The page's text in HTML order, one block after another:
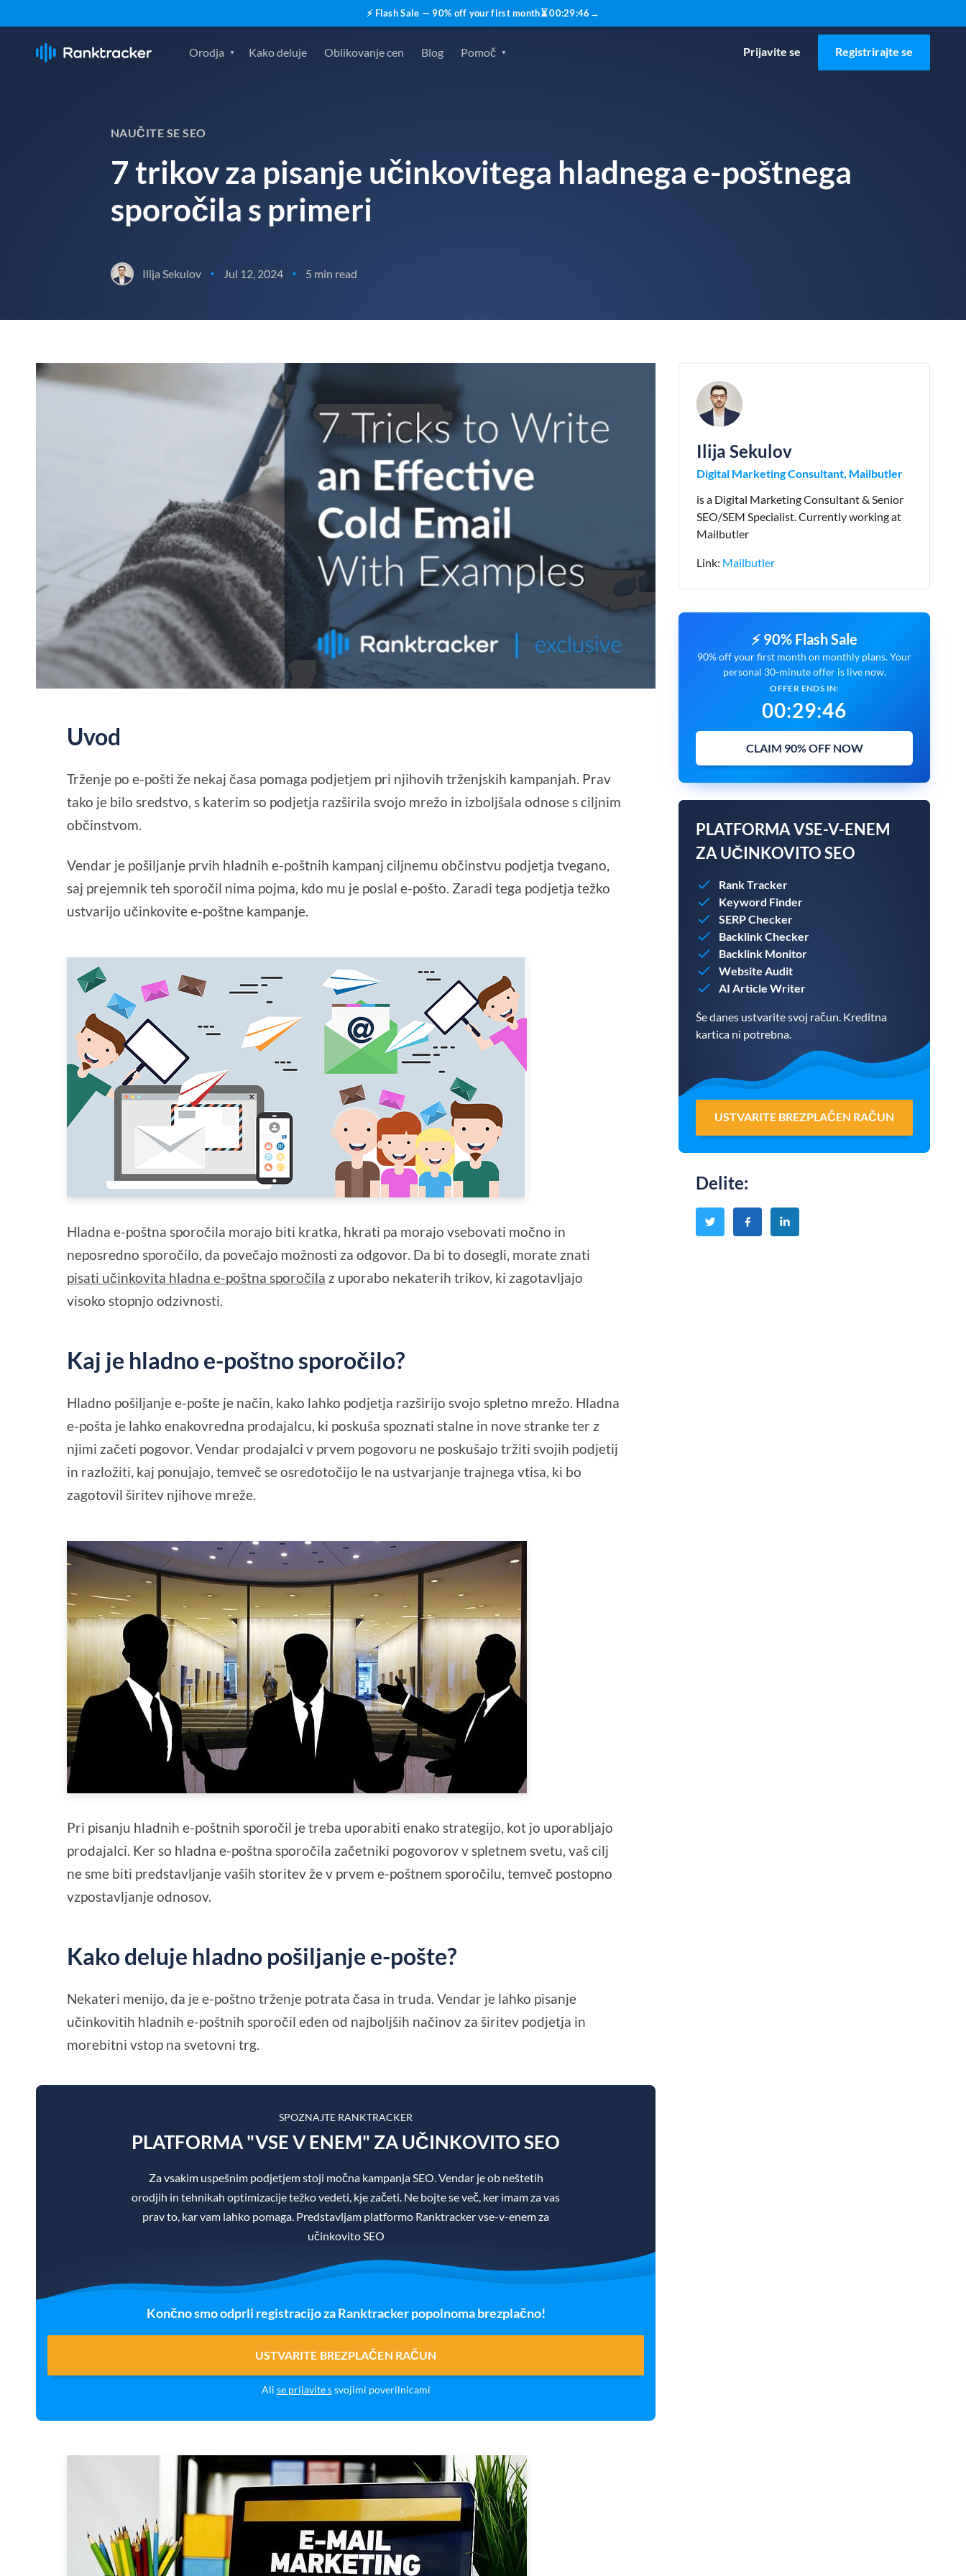
⚡ Flash Sale — 90% off your first month⏳00:29:45 →
Orodja Kako deluje Oblikovanje cen Blog Pomoč Prijavite se Registrirajte se
NAUČITE SE SEO
7 trikov za pisanje učinkovitega hladnega e-poštnega
sporočila s primeri
Ilija Sekulov • Jul 12, 2024 • 5 min read
Uvod
Trženje po e-pošti že nekaj časa pomaga podjetjem pri njihovih trženjskih kampanjah. Prav
tako je bilo sredstvo, s katerim so podjetja razširila svojo mrežo in izboljšala odnose s ciljnim
občinstvom.
Vendar je pošiljanje prvih hladnih e-poštnih kampanj ciljnemu občinstvu podjetja tvegano,
saj prejemnik teh sporočil nima pojma, kdo mu je poslal e-pošto. Zaradi tega podjetja težko
ustvarijo učinkovite e-poštne kampanje.
Hladna e-poštna sporočila morajo biti kratka, hkrati pa morajo vsebovati močno in
neposredno sporočilo, da povečajo možnosti za odgovor. Da bi to dosegli, morate znati
pisati učinkovita hladna e-poštna sporočila z uporabo nekaterih trikov, ki zagotavljajo
visoko stopnjo odzivnosti.
Kaj je hladno e-poštno sporočilo?
Hladno pošiljanje e-pošte je način, kako lahko podjetja razširijo svojo spletno mrežo. Hladna
e-pošta je lahko enakovredna prodajalcu, ki poskuša spoznati stalne in nove stranke ter z
njimi začeti pogovor. Vendar prodajalci v prvem pogovoru ne poskušajo tržiti svojih podjetij
in razložiti, kaj ponujajo, temveč se osredotočijo le na ustvarjanje trajnega vtisa, ki bo
zagotovil širitev njihove mreže.
Pri pisanju hladnih e-poštnih sporočil je treba uporabiti enako strategijo, kot jo uporabljajo
prodajalci. Ker so hladna e-poštna sporočila začetniki pogovorov v spletnem svetu, vaš cilj
ne sme biti predstavljanje vaših storitev že v prvem e-poštnem sporočilu, temveč postopno
vzpostavljanje odnosov.
Kako deluje hladno pošiljanje e-pošte?
Nekateri menijo, da je e-poštno trženje potrata časa in truda. Vendar je lahko pisanje
učinkovitih hladnih e-poštnih sporočil eden od najboljših načinov za širitev podjetja in
morebitni vstop na svetovni trg.
SPOZNAJTE RANKTRACKER
PLATFORMA "VSE V ENEM" ZA UČINKOVITO SEO
Za vsakim uspešnim podjetjem stoji močna kampanja SEO. Vendar je ob neštetih
orodjih in tehnikah optimizacije težko vedeti, kje začeti. Ne bojte se več, ker imam za vas
prav to, kar vam lahko pomaga. Predstavljam platformo Ranktracker vse-v-enem za
učinkovito SEO
Končno smo odprli registracijo za Ranktracker popolnoma brezplačno!
USTVARITE BREZPLAČEN RAČUN
Ali se prijavite ssvojimi poverilnicami
Ilija Sekulov
Digital Marketing Consultant, Mailbutler
is a Digital Marketing Consultant & Senior
SEO/SEM Specialist. Currently working at
Mailbutler
Link: Mailbutler
⚡ 90% Flash Sale
90% off your first month on monthly plans. Your
personal 30-minute offer is live now.
OFFER ENDS IN:
00:29:45
CLAIM 90% OFF NOW
PLATFORMA VSE-V-ENEM
ZA UČINKOVITO SEO
Rank Tracker
Keyword Finder
SERP Checker
Backlink Checker
Backlink Monitor
Website Audit
AI Article Writer
Še danes ustvarite svoj račun. Kreditna
kartica ni potrebna.
USTVARITE BREZPLAČEN RAČUN
Delite: